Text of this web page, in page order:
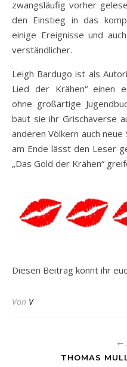
zwangsläufig vorher
den Einstieg in das
einige Ereignisse und
verständlicher.
Leigh Bardugo ist als
Lied der Krähen“ einen
ohne großartige
baut sie ihr Grischaverse
anderen Völkern auch
am Ende lässt den Leser
„Das Gold der Krähen“
Diesen Beitrag könnt ihr
Von V
THOMAS